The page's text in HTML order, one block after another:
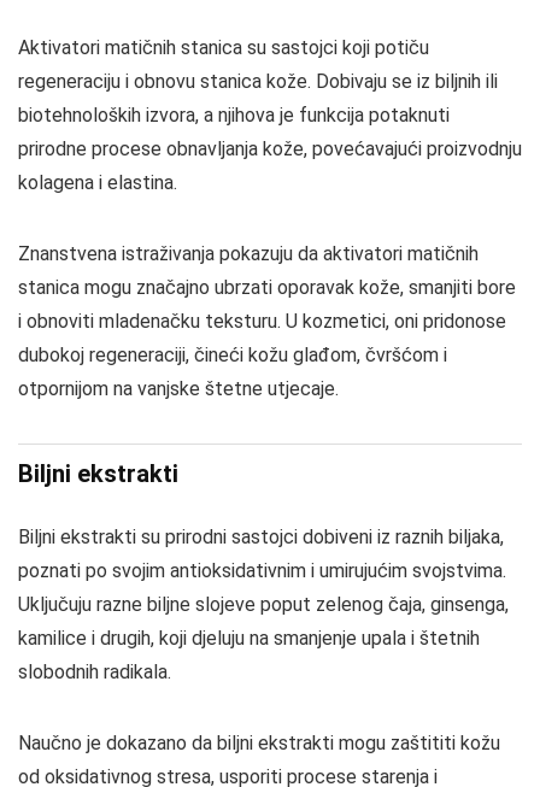
Aktivatori matičnih stanica su sastojci koji potiču
regeneraciju i obnovu stanica kože. Dobivaju se iz biljnih ili
biotehnoloških izvora, a njihova je funkcija potaknuti
prirodne procese obnavljanja kože, povećavajući proizvodnju
kolagena i elastina.
Znanstvena istraživanja pokazuju da aktivatori matičnih
stanica mogu značajno ubrzati oporavak kože, smanjiti bore
i obnoviti mladenačku teksturu. U kozmetici, oni pridonose
dubokoj regeneraciji, čineći kožu glađom, čvršćom i
otpornijom na vanjske štetne utjecaje.
Biljni ekstrakti
Biljni ekstrakti su prirodni sastojci dobiveni iz raznih biljaka,
poznati po svojim antioksidativnim i umirujućim svojstvima.
Uključuju razne biljne slojeve poput zelenog čaja, ginsenga,
kamilice i drugih, koji djeluju na smanjenje upala i štetnih
slobodnih radikala.
Naučno je dokazano da biljni ekstrakti mogu zaštititi kožu
od oksidativnog stresa, usporiti procese starenja i